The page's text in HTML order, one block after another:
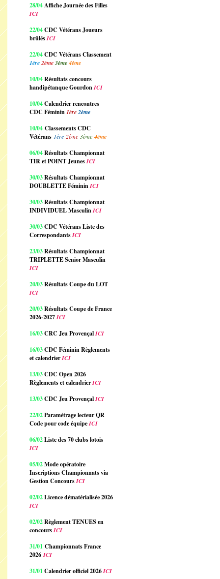
28/04Affiche Journée des Filles
ICI
22/04CDC Vétérans Joueurs
brûlésICI
22/04CDC Vétérans Classement
1ère2ème3ème4ème
10/04Résultats concours
handipétanque GourdonICI
10/04Calendrier rencontres
CDC Féminin1ère2ème
10/04 Classements CDC
Vétérans 1ère 2ème 3ème 4ème
06/04Résultats Championnat
TIR et POINT JeunesICI
30/03Résultats Championnat
DOUBLETTE FémininICI
30/03Résultats Championnat
INDIVIDUEL MasculinICI
30/03CDC Vétérans Liste des
CorrespondantsICI
23/03Résultats Championnat
TRIPLETTE Senior Masculin
ICI
20/03Résultats Coupe du LOT
ICI
20/03Résultats Coupe de France
2026-2027ICI
16/03CRC Jeu ProvençalICI
16/03CDC Féminin Règlements
et calendrierICI
13/03CDC Open 2026
Règlements et calendrierICI
13/03CDC Jeu ProvençalICI
22/02Paramétrage lecteur QR
Code pour code équipeICI
06/02Liste des 70 clubs lotois
ICI
05/02Mode opératoire
Inscriptions Championnats via
Gestion ConcoursICI
02/02Licence dématérialisée 2026
ICI
02/02Règlement TENUES en
concoursICI
31/01 Championnats France
2026 ICI
31/01 Calendrier officiel 2026ICI